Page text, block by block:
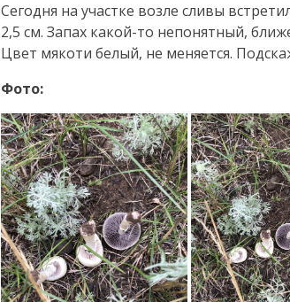
Сегодня на участке возле сливы
2,5 см. Запах какой-то непонятный,
Цвет мякоти белый, не меняется.
Фото: